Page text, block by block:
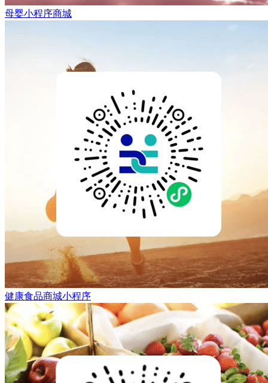
母婴小程序商城
健康食品商城小程序